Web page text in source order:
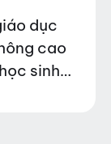
dục
cao
sinh